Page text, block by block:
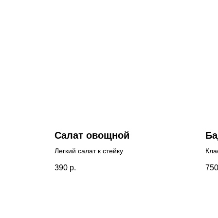
Салат овощной
Легкий салат к стейку
390 р. 750